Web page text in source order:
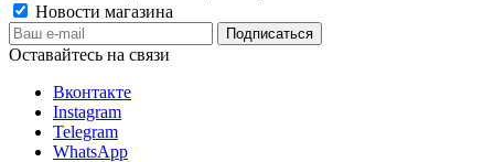
Новости магазина
Оставайтесь на связи
Вконтакте
Instagram
Telegram
WhatsApp